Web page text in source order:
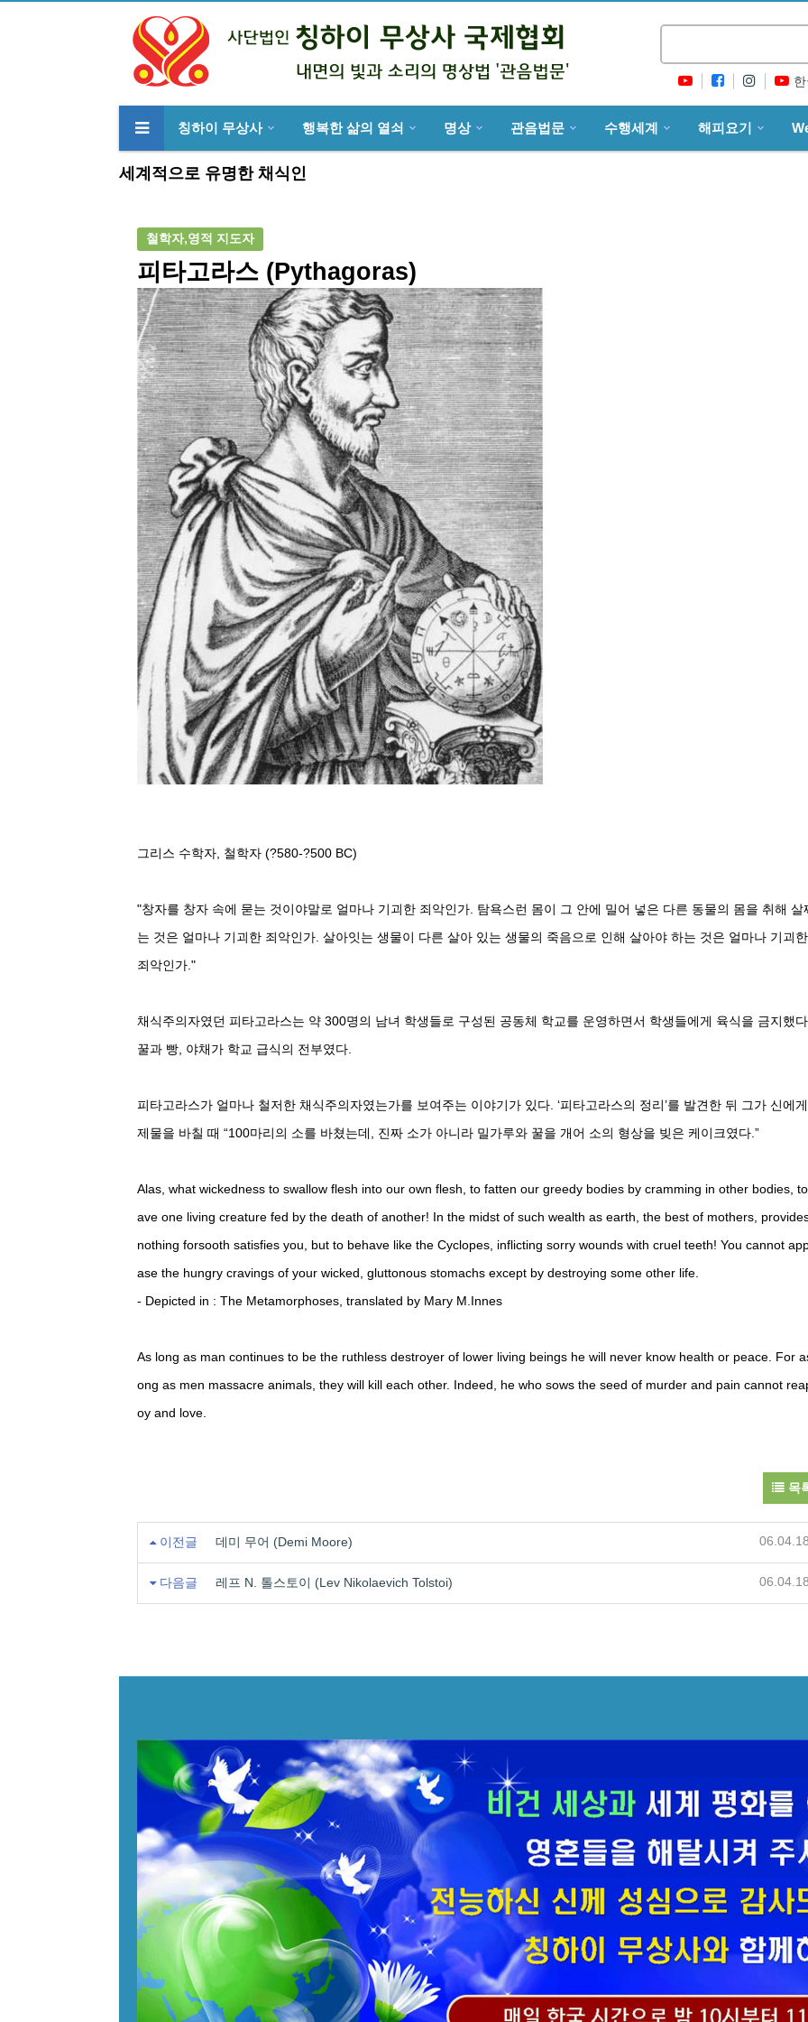
칭하이 무상사 행복한 삶의 열쇠 명상 관음법문 수행세계 해피요기
세계적으로 유명한 채식인
철학자,영적 지도자
피타고라스 (Pythagoras)
그리스 수학자, 철학자 (?580-?500 BC)
"창자를 창자 속에 묻는 것이야말로 얼마나 기괴한 죄악인가. 탐욕스런 몸이 그 안에 밀어 넣은 다른 동물의 몸을 취해 살
는 것은 얼마나 기괴한 죄악인가. 살아잇는 생물이 다른 살아 있는 생물의 죽음으로 인해 살아야 하는 것은 얼마나 기괴한
죄악인가."
채식주의자였던 피타고라스는 약 300명의 남녀 학생들로 구성된 공동체 학교를 운영하면서 학생들에게 육식을 금지했
꿀과 빵, 야채가 학교 급식의 전부였다.
피타고라스가 얼마나 철저한 채식주의자였는가를 보여주는 이야기가 있다. ‘피타고라스의 정리’를 발견한 뒤 그가 신에게
제물을 바칠 때 “100마리의 소를 바쳤는데, 진짜 소가 아니라 밀가루와 꿀을 개어 소의 형상을 빚은 케이크였다.”
Alas, what wickedness to swallow flesh into our own flesh, to fatten our greedy bodies by cramming in other bodies,
ave one living creature fed by the death of another! In the midst of such wealth as earth, the best of mothers,
nothing forsooth satisfies you, but to behave like the Cyclopes, inflicting sorry wounds with cruel teeth! You cannot
ase the hungry cravings of your wicked, gluttonous stomachs except by destroying some other life.
- Depicted in : The Metamorphoses, translated by Mary M.Innes
As long as man continues to be the ruthless destroyer of lower living beings he will never know health or peace. For
ong as men massacre animals, they will kill each other. Indeed, he who sows the seed of murder and pain cannot
oy and love.
목
이전글 데미 무어 (Demi Moore) 06.04.18
다음글 레프 N. 톨스토이 (Lev Nikolaevich Tolstoi) 06.04.18